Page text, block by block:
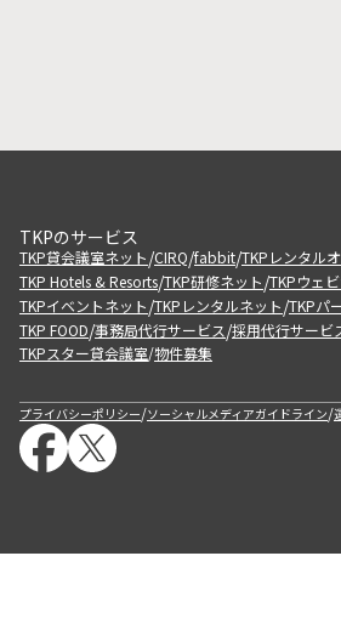
TKPのサービス
TKP貸会議室ネット/CIRQ/fabbit/TKPレンタル
TKP Hotels & Resorts/TKP研修ネット/TKPウェ
TKPイベントネット/TKPレンタルネット/TKPパ
TKP FOOD/事務局代行サービス/採用代行サービ
TKPスター貸会議室/物件募集
プライバシーポリシー/ソーシャルメディアガイドライン/